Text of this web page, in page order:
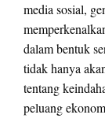
media sosial,
dalam bentuk
tidak hanya
tentang
peluang